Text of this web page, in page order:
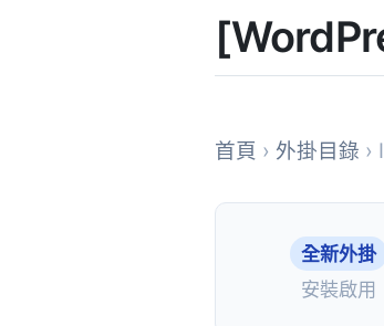
首頁 › 外掛目錄 ›
全新外掛
安裝啟用